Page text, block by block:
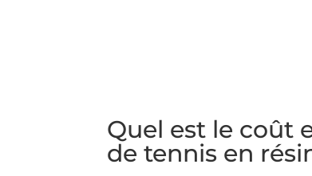
Quel est le coût
de tennis en